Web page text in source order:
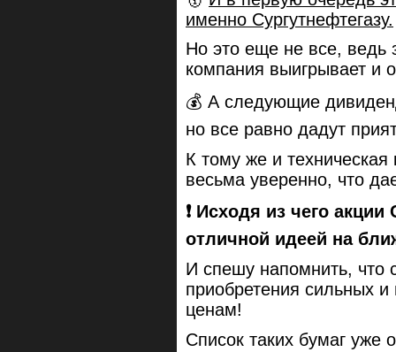
именно Сургутнефтегазу.
Но это еще не все, ведь
компания выигрывает и
💰 А следующие
но все равно дадут
К тому же и техническая
весьма уверенно, что
❗️ Исходя из чего
отличной идеей на
И спешу напомнить, что
приобретения сильных
ценам!
Список таких бумаг уже